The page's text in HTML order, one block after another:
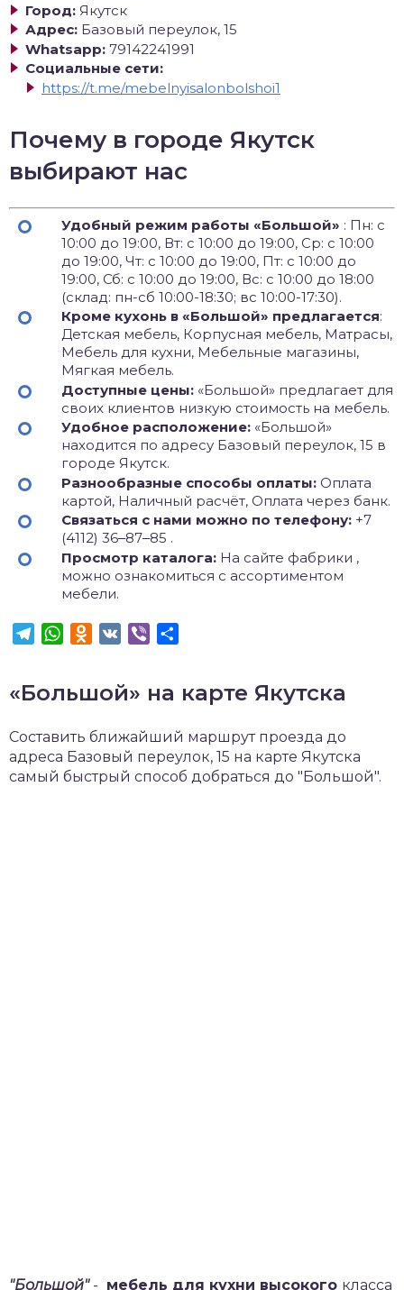
Город: Якутск
Адрес: Базовый переулок, 15
Whatsapp: 79142241991
Социальные сети:
https://t.me/mebelnyisalonbolshoi1
Почему в городе Якутск
выбирают нас
Удобный режим работы «Большой» : Пн: с
10:00 до 19:00, Вт: с 10:00 до 19:00, Ср: с 10:00
до 19:00, Чт: с 10:00 до 19:00, Пт: с 10:00 до
19:00, Сб: с 10:00 до 19:00, Вс: с 10:00 до 18:00
(склад: пн-сб 10:00-18:30; вс 10:00-17:30).
Кроме кухонь в «Большой» предлагается:
Детская мебель, Корпусная мебель, Матрасы,
Мебель для кухни, Мебельные магазины,
Мягкая мебель.
Доступные цены: «Большой» предлагает для
своих клиентов низкую стоимость на мебель.
Удобное расположение: «Большой»
находится по адресу Базовый переулок, 15 в
городе Якутск.
Разнообразные способы оплаты: Оплата
картой, Наличный расчёт, Оплата через банк.
Связаться с нами можно по телефону: +7
(4112) 36‒87‒85 .
Просмотр каталога: На сайте фабрики ,
можно ознакомиться с ассортиментом
мебели.
TelegramWhatsApp
Odnoklassniki
VK Viber
«Большой» на карте Якутска
Составить ближайший маршрут проезда до
адреса Базовый переулок, 15 на карте Якутска
самый быстрый способ добраться до "Большой".
"Большой"- мебель для кухни высокого класса